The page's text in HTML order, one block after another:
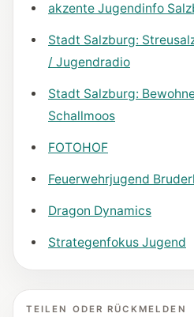
akzente Jugendinfo
Stadt Salzburg:
/ Jugendradio
Stadt Salzburg:
Schallmoos
FOTOHOF
Feuerwehrjugend
Dragon Dynamics
Strategenfokus Jugend
TEILEN ODER RÜCKMELDEN